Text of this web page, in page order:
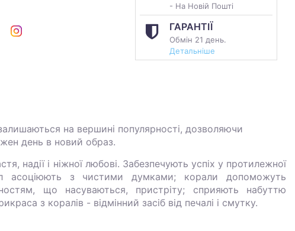
- На Новій Пошті
ГАРАНТІЇ
Обмін 21 день.
Детальніше
на вершині популярності, дозволяючи
день в новий образ.
надії і ніжної любові. Забезпечують успіх у протилежної
асоціюють з чистими думками; корали допоможуть
що насуваються, пристріту; сприяють набуттю
з коралів - відмінний засіб від печалі і смутку.